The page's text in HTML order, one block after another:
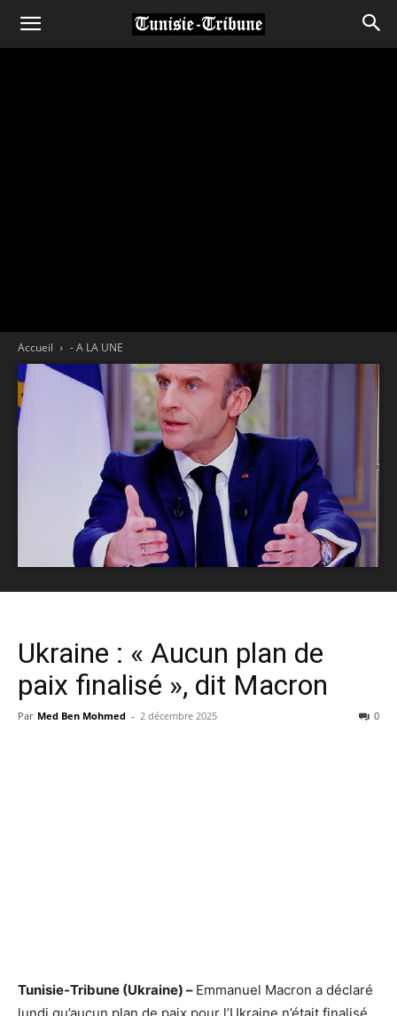
Accueil - A LA UNE
Ukraine : « Aucun plan de
paix finalisé », dit Macron
Par Med Ben Mohmed - 2 décembre 2025 0
Tunisie-Tribune (Ukraine) – Emmanuel Macron a déclaré